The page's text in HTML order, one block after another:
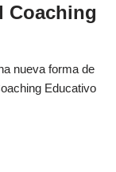
Coaching
nueva forma de
Educativo